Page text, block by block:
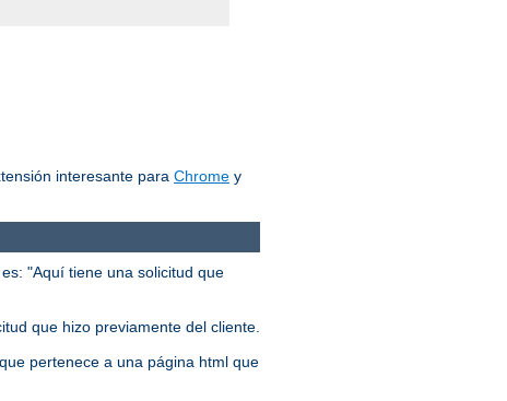
interesante para Chrome y
"Aquí tiene una solicitud que
que hizo previamente del cliente.
pertenece a una página html que